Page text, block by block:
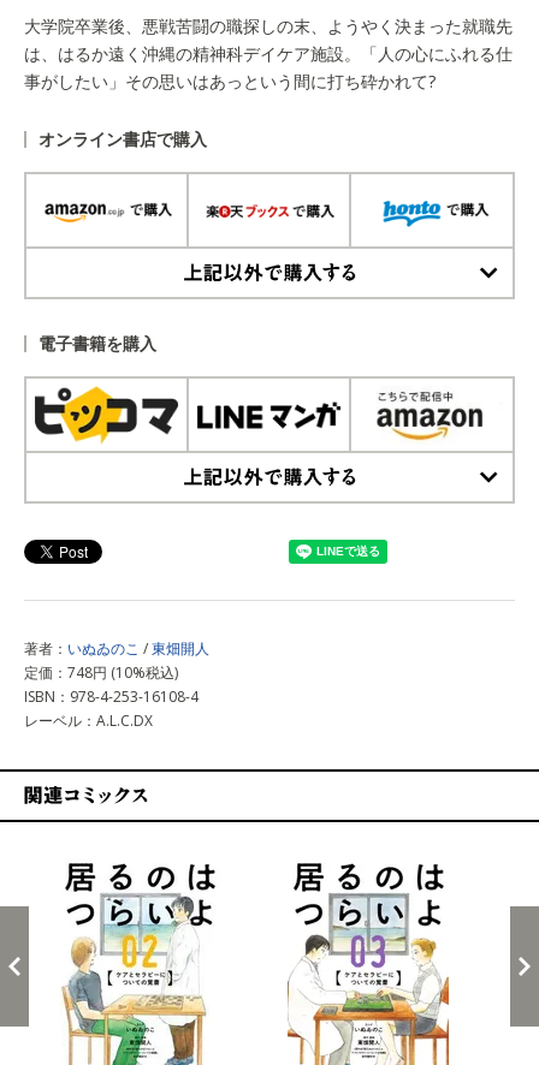
大学院卒業後、悪戦苦闘の職探しの末、ようやく決まった就職先
は、はるか遠く沖縄の精神科デイケア施設。「人の心にふれる仕
事がしたい」その思いはあっという間に打ち砕かれて?
オンライン書店で購入
電子書籍を購入
著者： いぬゐのこ /東畑開人
定価：748円 (10%税込)
ISBN：978-4-253-16108-4
レーベル：A.L.C.DX